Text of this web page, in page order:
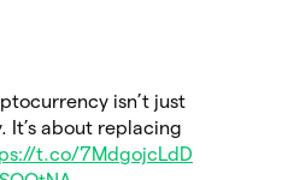
isn’t just
It’s about replacing
t.co/7MdgojcLdD